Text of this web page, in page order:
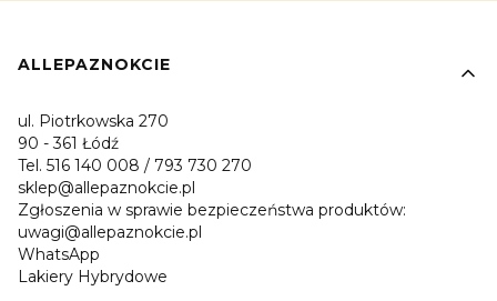
Linki w stopce
ALLEPAZNOKCIE
ul. Piotrkowska 270
90 - 361 Łódź
Tel. 516 140 008 / 793 730 270
sklep@allepaznokcie.pl
Zgłoszenia w sprawie bezpieczeństwa produktów:
uwagi@allepaznokcie.pl
WhatsApp
Lakiery Hybrydowe